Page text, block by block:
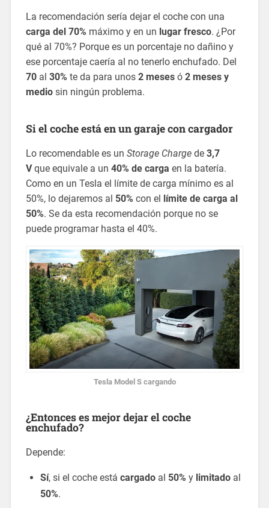
La recomendación sería dejar el coche con una
carga del 70% máximo y en un lugar fresco. ¿Por
qué al 70%? Porque es un porcentaje no dañino y
ese porcentaje caería al no tenerlo enchufado. Del
70al 30% te da para unos 2 mesesó 2 meses y
mediosin ningún problema.
Si el coche está en un garaje con cargador
Lo recomendable es un Storage Chargede 3,7
Vque equivale a un 40% de carga en la batería.
Como en un Tesla el límite de carga mínimo es al
50%, lo dejaremos al 50% con el
límite de carga al
50%. Se da esta recomendación porque no se
puede programar hasta el 40%.
Tesla Model S cargando
¿Entonces es mejor dejar el coche
enchufado?
Depende:
Sí, si el coche está cargadoal 50% y limitadoal
50%.